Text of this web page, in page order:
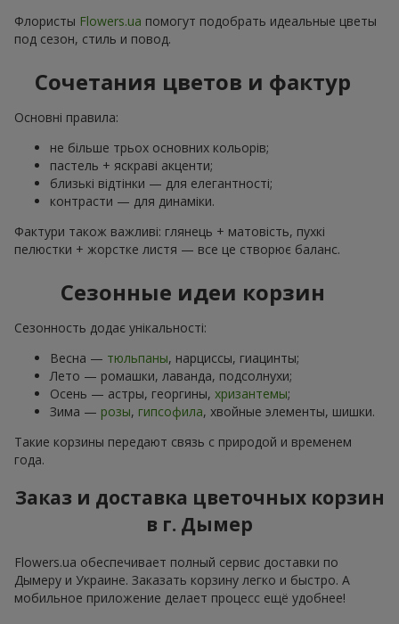
Флористы Flowers.ua помогут подобрать идеальные цветы
под сезон, стиль и повод.
Сочетания цветов и фактур
Основні правила:
не більше трьох основних кольорів;
пастель + яскраві акценти;
близькі відтінки — для елегантності;
контрасти — для динаміки.
Фактури також важливі: глянець + матовість, пухкі
пелюстки + жорстке листя — все це створює баланс.
Сезонные идеи корзин
Сезонность додає унікальності:
Весна — тюльпаны, нарциссы, гиацинты;
Лето — ромашки, лаванда, подсолнухи;
Осень — астры, георгины, хризантемы;
Зима — розы, гипсофила, хвойные элементы, шишки.
Такие корзины передают связь с природой и временем
года.
Заказ и доставка цветочных корзин
в г. Дымер
Flowers.ua обеспечивает полный сервис доставки по
Дымеру и Украине. Заказать корзину легко и быстро. А
мобильное приложение делает процесс ещё удобнее!